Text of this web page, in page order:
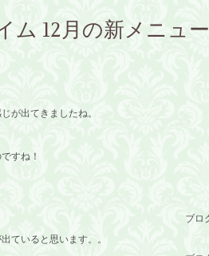
ム 12月の新メニュー
が出てきましたね。
すね！
ていると思います。。